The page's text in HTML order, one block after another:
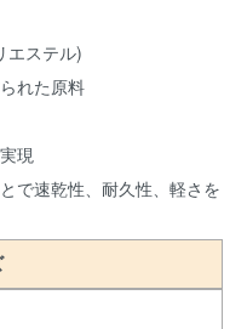
エステル)
れた原料
現
で速乾性、耐久性、軽さを